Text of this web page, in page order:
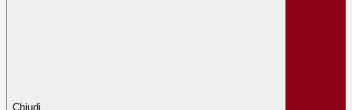
Chiudi